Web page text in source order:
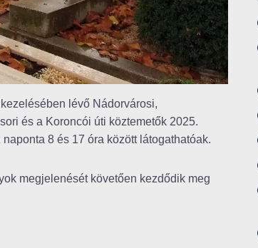
lévő Nádorvárosi,
és a Koroncói úti köztemetők 2025.
8 és 17 óra között látogathatóak.
megjelenését követően kezdődik meg